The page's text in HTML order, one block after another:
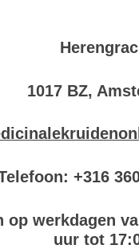
1017 BZ,
+316
op werkdagen
uur tot